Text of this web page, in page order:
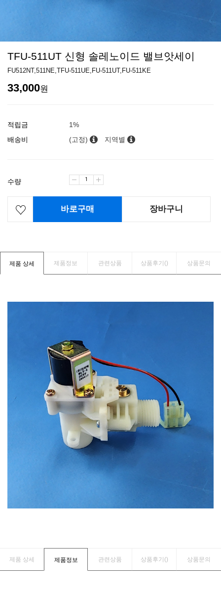
TFU-511UT 신형 솔레노이드 밸브앗세이
FU512NT,511NE,TFU-511UE,FU-511UT,FU-511KE
33,000원
적립금
1%
배송비
(고정) 지역별
수량
바로구매 장바구니
제품 상세 제품정보 관련상품 상품후기() 상품문의
제품 상세 제품정보 관련상품 상품후기() 상품문의